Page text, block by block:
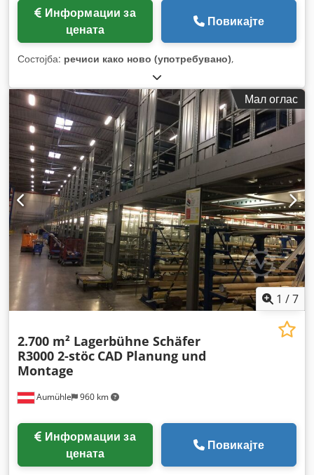
цената
Повикајте
Состојба: речиси како ново (употребувано),
Мал оглас
1 /7
Aumühle 960 km
2.700 m² Lagerbühne Schäfer
R3000 2-stöc CAD Planung und
Montage
цената
Повикајте